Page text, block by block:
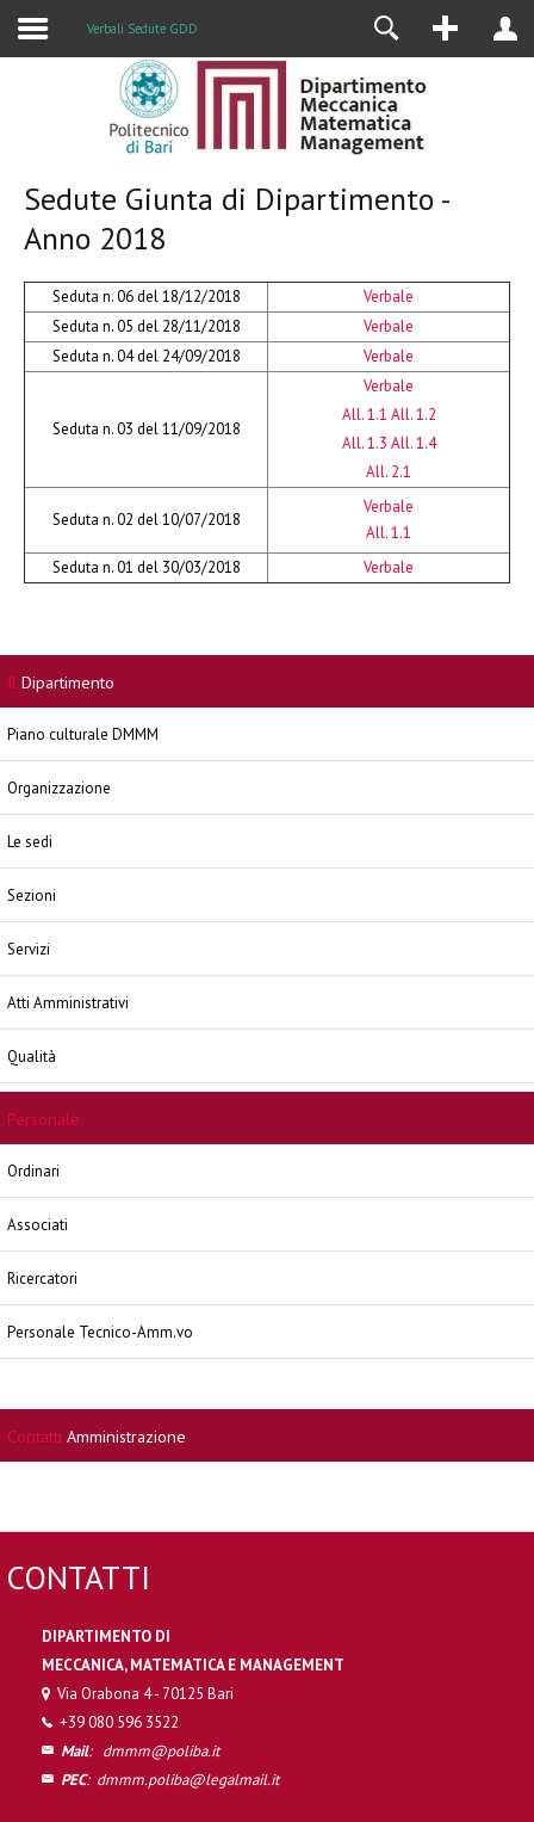
Verbali Sedute GDD
Sedute Giunta di Dipartimento -
Anno 2018
Seduta n. 06 del 18/12/2018
Verbale
Seduta n. 05 del 28/11/2018
Verbale
Seduta n. 04 del 24/09/2018
Verbale
Seduta n. 03 del 11/09/2018
Verbale
All. 1.1 All. 1.2
All. 1.3 All. 1.4
All. 2.1
Seduta n. 02 del 10/07/2018
Verbale
All. 1.1
Seduta n. 01 del 30/03/2018
Verbale
Il Dipartimento
Piano culturale DMMM
Organizzazione
Le sedi
Sezioni
Servizi
Atti Amministrativi
Qualità
Personale
Ordinari
Associati
Ricercatori
Personale Tecnico-Amm.vo
Contatti Amministrazione
CONTATTI
DIPARTIMENTO DI
MECCANICA, MATEMATICA E MANAGEMENT
Via Orabona 4 - 70125 Bari
+39 080 596 3522
Mail: dmmm@poliba.it
PEC: dmmm.poliba@legalmail.it